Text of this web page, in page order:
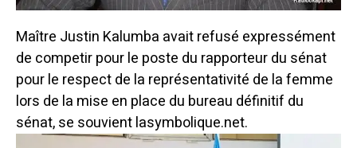
Maître Justin Kalumba avait refusé expressément
de competir pour le poste du rapporteur du sénat
pour le respect de la représentativité de la femme
lors de la mise en place du bureau définitif du
sénat, se souvient lasymbolique.net.